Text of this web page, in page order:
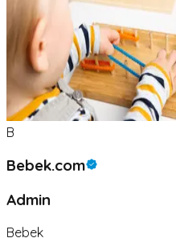
B
Bebek.com
Admin
Bebek